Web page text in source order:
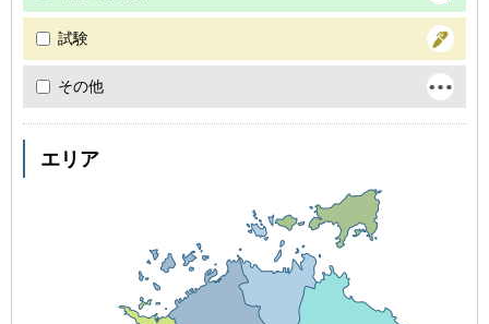
試験
その他
エリア